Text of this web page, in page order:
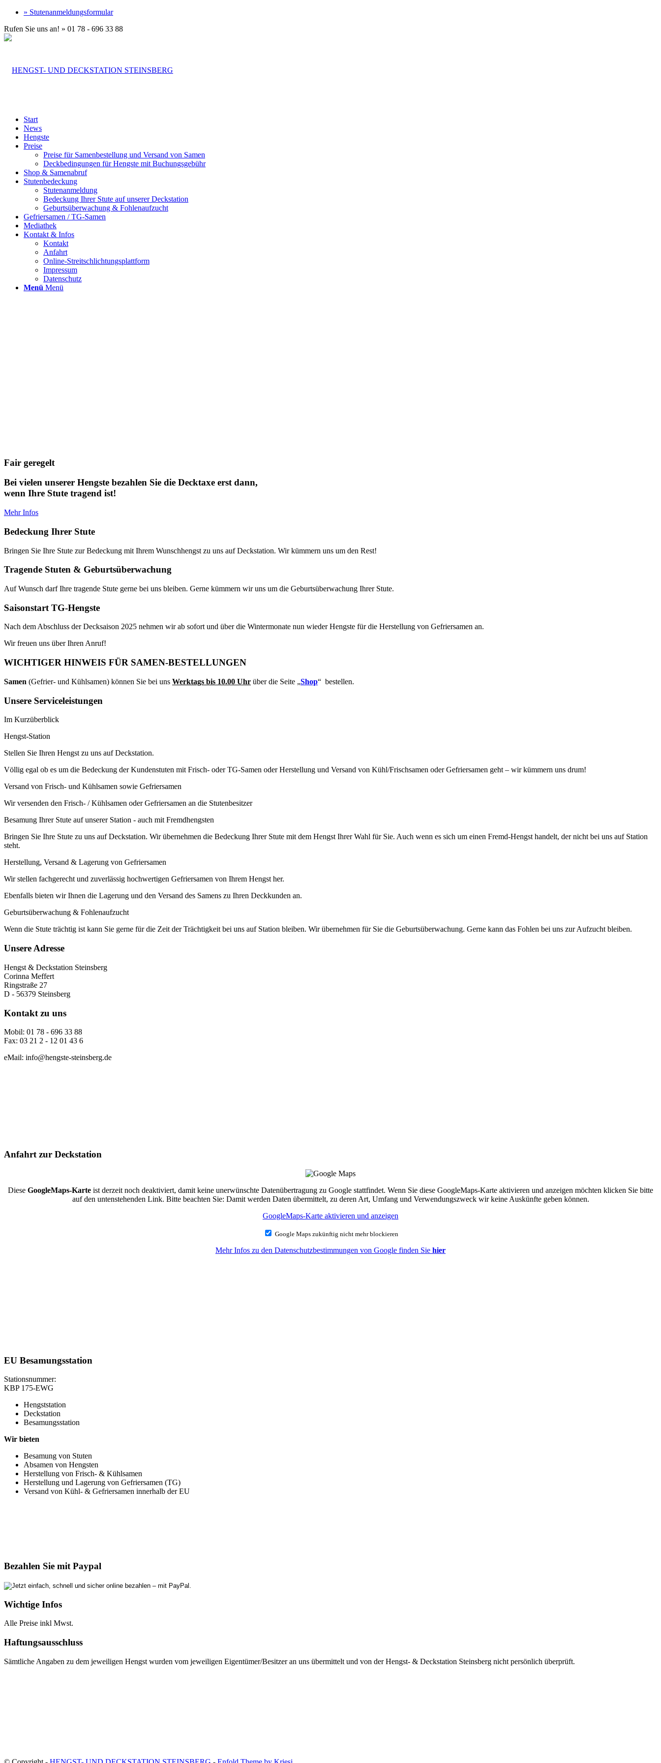
» Stutenanmeldungsformular
Rufen Sie uns an! » 01 78 - 696 33 88
Start
News
Hengste
Preise
Preise für Samenbestellung und Versand von Samen
Deckbedingungen für Hengste mit Buchungsgebühr
Shop & Samenabruf
Stutenbedeckung
Stutenanmeldung
Bedeckung Ihrer Stute auf unserer Deckstation
Geburtsüberwachung & Fohlenaufzucht
Gefriersamen / TG-Samen
Mediathek
Kontakt & Infos
Kontakt
Anfahrt
Online-Streitschlichtungsplattform
Impressum
Datenschutz
Menü Menü
Fair geregelt
Bei vielen unserer Hengste bezahlen Sie die Decktaxe erst dann,
wenn Ihre Stute tragend ist!
Mehr Infos
Bedeckung Ihrer Stute
Bringen Sie Ihre Stute zur Bedeckung mit Ihrem Wunschhengst zu uns auf Deckstation. Wir kümmern uns um den Rest!
Tragende Stuten & Geburtsüberwachung
Auf Wunsch darf Ihre tragende Stute gerne bei uns bleiben. Gerne kümmern wir uns um die Geburtsüberwachung Ihrer Stute.
Saisonstart TG-Hengste
Nach dem Abschluss der Decksaison 2025 nehmen wir ab sofort und über die Wintermonate nun wieder Hengste für die Herstellung von Gefriersamen an.
Wir freuen uns über Ihren Anruf!
WICHTIGER HINWEIS FÜR SAMEN-BESTELLUNGEN
Samen (Gefrier- und Kühlsamen) können Sie bei uns Werktags bis 10.00 Uhr über die Seite „Shop“ bestellen.
Unsere Serviceleistungen
Im Kurzüberblick
Hengst-Station
Stellen Sie Ihren Hengst zu uns auf Deckstation.
Völlig egal ob es um die Bedeckung der Kundenstuten mit Frisch- oder TG-Samen oder Herstellung und Versand von Kühl/Frischsamen oder Gefriersamen geht – wir kümmern uns drum!
Versand von Frisch- und Kühlsamen sowie Gefriersamen
Wir versenden den Frisch- / Kühlsamen oder Gefriersamen an die Stutenbesitzer
Besamung Ihrer Stute auf unserer Station - auch mit Fremdhengsten
Bringen Sie Ihre Stute zu uns auf Deckstation. Wir übernehmen die Bedeckung Ihrer Stute mit dem Hengst Ihrer Wahl für Sie. Auch wenn es sich um einen Fremd-Hengst handelt, der nicht bei uns auf Station
steht.
Herstellung, Versand & Lagerung von Gefriersamen
Wir stellen fachgerecht und zuverlässig hochwertigen Gefriersamen von Ihrem Hengst her.
Ebenfalls bieten wir Ihnen die Lagerung und den Versand des Samens zu Ihren Deckkunden an.
Geburtsüberwachung & Fohlenaufzucht
Wenn die Stute trächtig ist kann Sie gerne für die Zeit der Trächtigkeit bei uns auf Station bleiben. Wir übernehmen für Sie die Geburtsüberwachung. Gerne kann das Fohlen bei uns zur Aufzucht bleiben.
Unsere Adresse
Hengst & Deckstation Steinsberg
Corinna Meffert
Ringstraße 27
D - 56379 Steinsberg
Kontakt zu uns
Mobil: 01 78 - 696 33 88
Fax: 03 21 2 - 12 01 43 6
eMail: info@hengste-steinsberg.de
Anfahrt zur Deckstation
Diese GoogleMaps-Karte ist derzeit noch deaktiviert, damit keine unerwünschte Datenübertragung zu Google stattfindet. Wenn Sie diese GoogleMaps-Karte aktivieren und anzeigen möchten klicken Sie bitte
auf den untenstehenden Link. Bitte beachten Sie: Damit werden Daten übermittelt, zu deren Art, Umfang und Verwendungszweck wir keine Auskünfte geben können.
GoogleMaps-Karte aktivieren und anzeigen
Google Maps zukünftig nicht mehr blockieren
Mehr Infos zu den Datenschutzbestimmungen von Google finden Sie hier
EU Besamungsstation
Stationsnummer:
KBP 175-EWG
Hengststation
Deckstation
Besamungsstation
Wir bieten
Besamung von Stuten
Absamen von Hengsten
Herstellung von Frisch- & Kühlsamen
Herstellung und Lagerung von Gefriersamen (TG)
Versand von Kühl- & Gefriersamen innerhalb der EU
Bezahlen Sie mit Paypal
Wichtige Infos
Alle Preise inkl Mwst.
Haftungsausschluss
Sämtliche Angaben zu dem jeweiligen Hengst wurden vom jeweiligen Eigentümer/Besitzer an uns übermittelt und von der Hengst- & Deckstation Steinsberg nicht persönlich überprüft.